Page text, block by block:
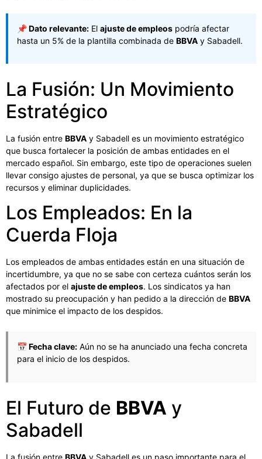
📌 Dato relevante: El ajuste de empleos podría afectar
hasta un 5% de la plantilla combinada de BBVA y Sabadell.
La Fusión: Un Movimiento
Estratégico
La fusión entre BBVA y Sabadell es un movimiento estratégico
que busca fortalecer la posición de ambas entidades en el
mercado español. Sin embargo, este tipo de operaciones suelen
llevar consigo ajustes de personal, ya que se busca optimizar los
recursos y eliminar duplicidades.
Los Empleados: En la
Cuerda Floja
Los empleados de ambas entidades están en una situación de
incertidumbre, ya que no se sabe con certeza cuántos serán los
afectados por el ajuste de empleos. Los sindicatos ya han
mostrado su preocupación y han pedido a la dirección de BBVA
que minimice el impacto de los despidos.
📅 Fecha clave: Aún no se ha anunciado una fecha concreta
para el inicio de los despidos.
El Futuro de BBVA y
Sabadell
La fusión entre BBVA y Sabadell es un paso importante para el